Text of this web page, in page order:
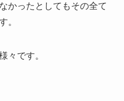
かったとしてもその全て
。
々です。